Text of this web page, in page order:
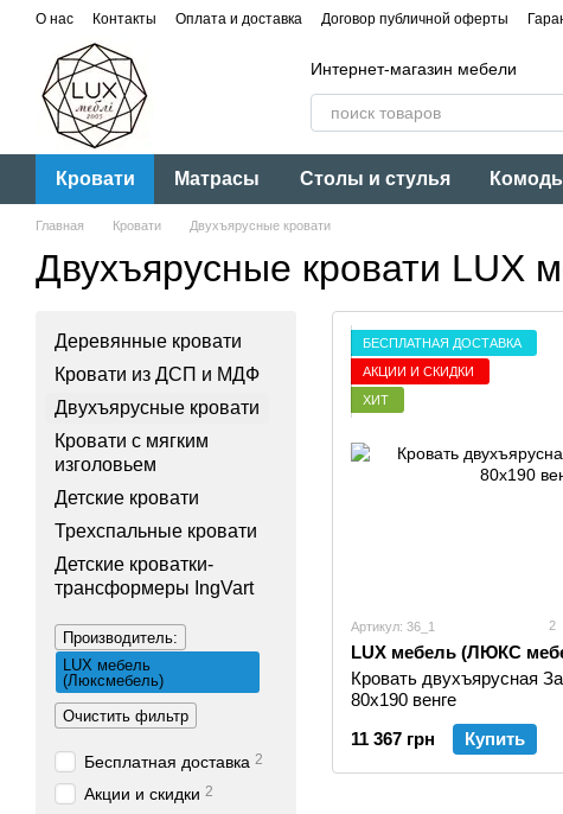
Перейти к основному контенту
О нас Контакты Оплата и доставка Договор публичной оферты
Интернет-магазин мебели
Кровати Матрасы Столы и стулья
Главная Кровати Двухъярусные кровати
Двухъярусные кровати LUX
БЕСПЛАТНАЯ ДОСТАВКА
АКЦИИ И СКИДКИ
ХИТ
Артикул: 36_1 2
LUX мебель (ЛЮКС
Кровать двухъярусная
80х190 венге
11 367 грн
Купить
Деревянные кровати
Кровати из ДСП и МДФ
Двухъярусные кровати
Кровати с мягким
изголовьем
Детские кровати
Трехспальные кровати
Детские кроватки-
трансформеры IngVart
Производитель:
LUX мебель
(Люксмебель)
Очистить фильтр
Бесплатная доставка 2
Акции и скидки 2